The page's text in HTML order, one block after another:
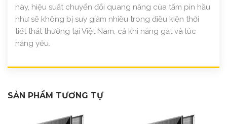
này, hiệu suất chuyển đổi quang năng của tấm pin hầu
như sẽ không bị suy giảm nhiều trong điều kiện thời
tiết thất thường tại Việt Nam, cả khi nắng gắt và lúc
nắng yếu.
SẢN PHẨM TƯƠNG TỰ